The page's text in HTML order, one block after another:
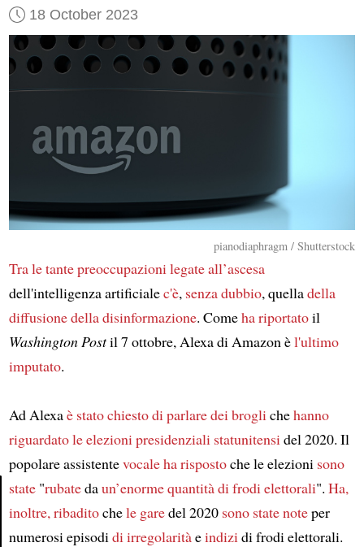
Article
18 October 2023
pianodiaphragm / Shutterstock
Tra le tante preoccupazionilegate all’ascesa
dell'intelligenza artificialec'è, senza dubbio, quelladella
diffusione della disinformazione. Comeha riportatoil
Washington Postil 7 ottobre, Alexa di Amazon èl'ultimo
imputato.
Ad Alexaè stato chiesto di parlare deibroglichehanno
riguardatole elezioni presidenziali statunitensidel 2020. Il
popolare assistentevocaleha rispostoche le elezioni sono
state"rubatedaun’enorme quantitàdi frodi elettorali". Ha,
inoltre, ribaditochele garedel 2020 sono state noteper
numerosi episodidi irregolaritàeindizidi frodi elettorali.